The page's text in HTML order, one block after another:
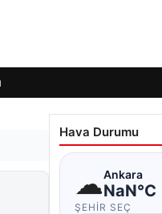
Hava Durumu
☁Ankara
NaN°C
ŞEHIR SEÇ